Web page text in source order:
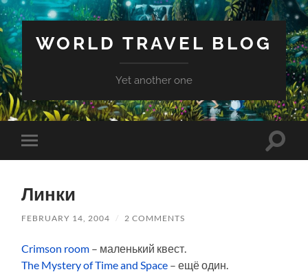
WORLD TRAVEL BLOG
Yet another one
Toggle
mobile
Toggle
Линки
FEBRUARY 14, 2004 / 2 COMMENTS
Crimson room – маленький квест.
The Mystery of Time and Space – ещё один.